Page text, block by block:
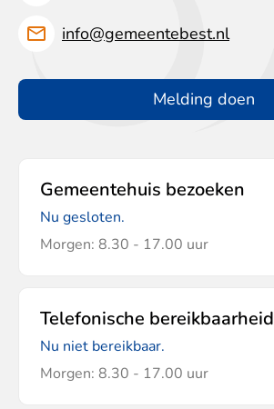
info@gemeentebest.nl
Melding doen
Gemeentehuis bezoeken
Nu gesloten.
Morgen: 8.30 - 17.00 uur
Telefonische bereikbaarheid
Nu niet bereikbaar.
Morgen: 8.30 - 17.00 uur